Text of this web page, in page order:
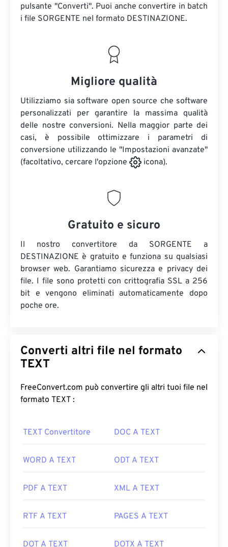
pulsante "Converti". Puoi anche convertire in batch
i file SORGENTE nel formato DESTINAZIONE.
Migliore qualità
Utilizziamo sia software open source che software
personalizzati per garantire la massima qualità
delle nostre conversioni. Nella maggior parte dei
casi, è possibile ottimizzare i parametri di
conversione utilizzando le "Impostazioni avanzate"
(facoltativo, cercare l'opzione
icona).
Gratuito e sicuro
Il nostro convertitore da SORGENTE a
DESTINAZIONE è gratuito e funziona su qualsiasi
browser web. Garantiamo sicurezza e privacy dei
file. I file sono protetti con crittografia SSL a 256
bit e vengono eliminati automaticamente dopo
poche ore.
Converti altri file nel formato
TEXT
FreeConvert.com può convertire gli altri tuoi file nel
formato TEXT :
TEXT Convertitore DOC A TEXT
WORD A TEXT ODT A TEXT
PDF A TEXT XML A TEXT
RTF A TEXT PAGES A TEXT
DOT A TEXT DOTX A TEXT